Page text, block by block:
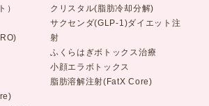
）
クリスタル(脂肪冷却分解)
サクセンダ(GLP-1)ダイエット注
射
ふくらはぎボトックス治療
小顔エラボトックス
脂肪溶解注射(FatX Core)